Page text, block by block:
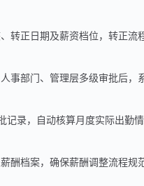
转正日期及薪资档位，转正流
事部门、管理层多级审批后，
记录，自动核算月度实际出勤
酬档案，确保薪酬调整流程规